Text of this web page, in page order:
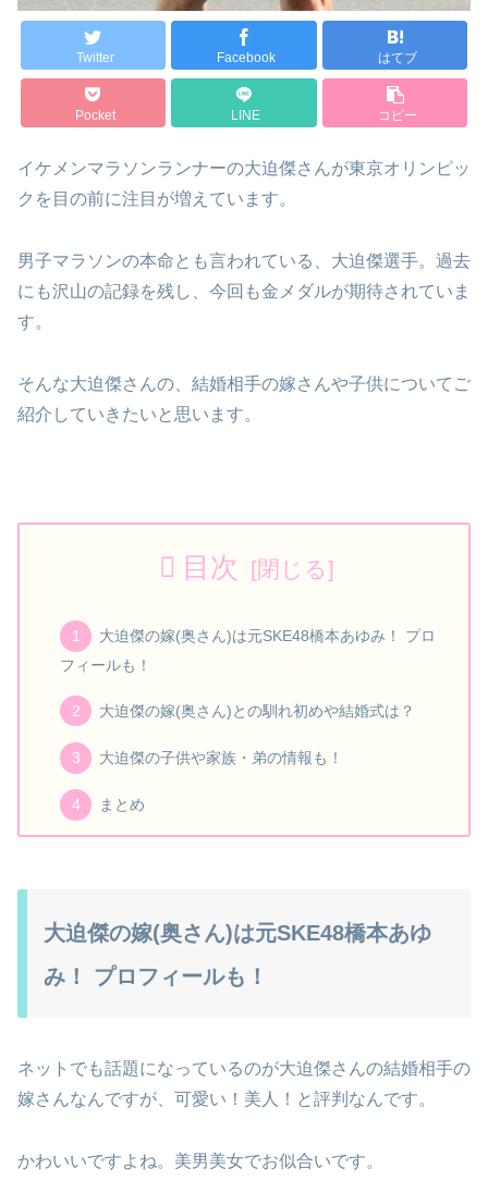
Twitter Facebook はてブ
Pocket LINE コピー
イケメンマラソンランナーの大迫傑さんが東京オリンピッ
クを目の前に注目が増えています。
男子マラソンの本命とも言われている、大迫傑選手。過去
にも沢山の記録を残し、今回も金メダルが期待されていま
す。
そんな大迫傑さんの、結婚相手の嫁さんや子供についてご
紹介していきたいと思います。
目次
大迫傑の嫁(奥さん)は元SKE48橋本あゆみ！ プロ
フィールも！
大迫傑の嫁(奥さん)との馴れ初めや結婚式は？
大迫傑の子供や家族・弟の情報も！
まとめ
大迫傑の嫁(奥さん)は元SKE48橋本あゆ
み！ プロフィールも！
ネットでも話題になっているのが大迫傑さんの結婚相手の
嫁さんなんですが、可愛い！美人！と評判なんです。
かわいいですよね。美男美女でお似合いです。